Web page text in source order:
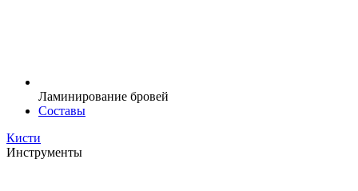
Ламинирование бровей
Составы
Кисти
Инструменты